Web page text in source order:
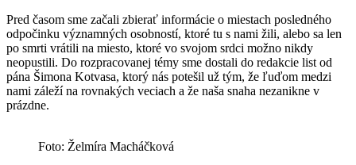
Pred časom sme začali zbierať informácie o miestach posledného
odpočinku významných osobností, ktoré tu s nami žili, alebo sa len
po smrti vrátili na miesto, ktoré vo svojom srdci možno nikdy
neopustili. Do rozpracovanej témy sme dostali do redakcie list od
pána Šimona Kotvasa, ktorý nás potešil už tým, že ľuďom medzi
nami záleží na rovnakých veciach a že naša snaha nezanikne v
prázdne.
Foto: Želmíra Macháčková